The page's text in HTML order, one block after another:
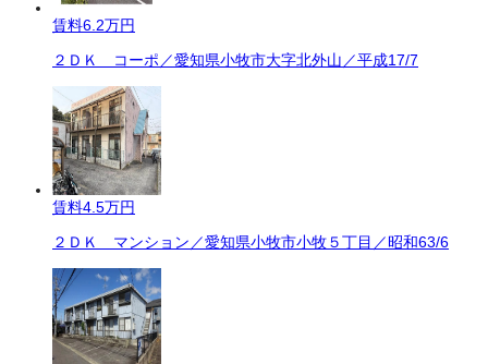
賃料6.2万円
２ＤＫ コーポ／愛知県小牧市大字北外山／平成17/7
賃料4.5万円
２ＤＫ マンション／愛知県小牧市小牧５丁目／昭和63/6